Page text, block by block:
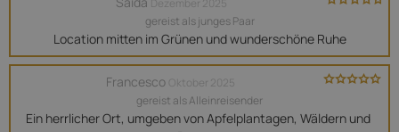
Dezember 2025
gereist als junges Paar
Location mitten im Grünen und wunderschöne Ruhe
Francesco
Oktober 2025
gereist als Alleinreisender
Ein herrlicher Ort, umgeben von Apfelplantagen, Wäldern und